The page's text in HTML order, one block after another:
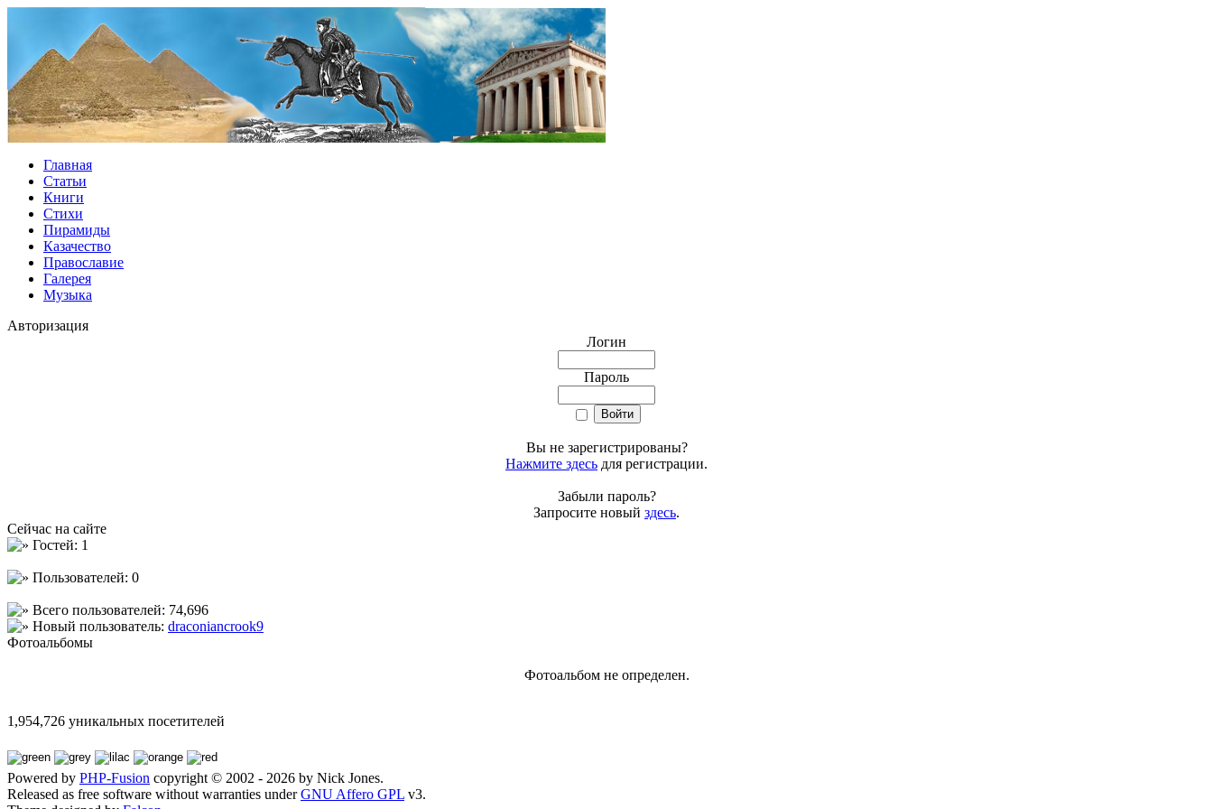
Главная
Статьи
Книги
Стихи
Пирамиды
Казачество
Православие
Галерея
Музыка
Авторизация
Логин
Пароль
Вы не зарегистрированы?
Нажмите здесь для регистрации.
Забыли пароль?
Запросите новый здесь.
Сейчас на сайте
Гостей: 1
Пользователей: 0
Всего пользователей: 74,696
Новый пользователь: draconiancrook9
Фотоальбомы
Фотоальбом не определен.
1,954,726 уникальных посетителей
Powered by PHP-Fusion copyright © 2002 - 2026 by Nick Jones.
Released as free software without warranties underGNU Affero GPL v3.